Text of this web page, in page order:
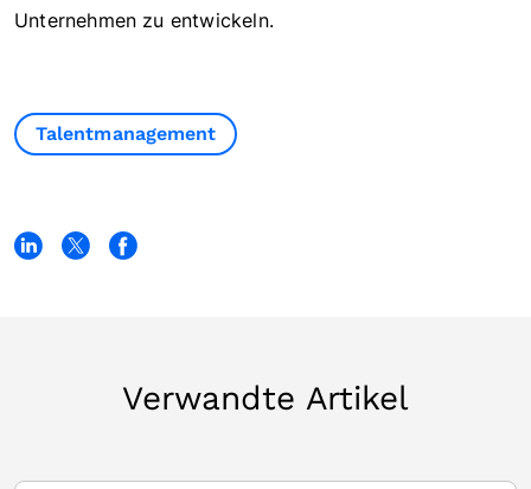
Unternehmen zu entwickeln.
Talentmanagement
Verwandte Artikel